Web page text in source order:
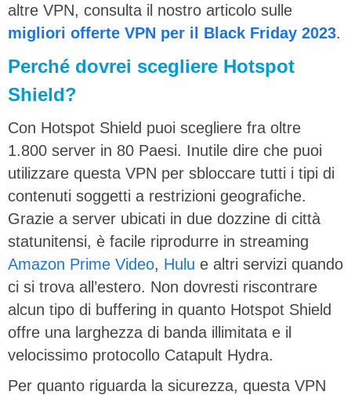
altre VPN, consulta il nostro articolo sulle
migliori offerte VPN per il Black Friday 2023.
Perché dovrei scegliere Hotspot
Shield?
Con Hotspot Shield puoi scegliere fra oltre
1.800 server in 80 Paesi. Inutile dire che puoi
utilizzare questa VPN per sbloccare tutti i tipi di
contenuti soggetti a restrizioni geografiche.
Grazie a server ubicati in due dozzine di città
statunitensi, è facile riprodurre in streaming
Amazon Prime Video, Hulu e altri servizi quando
ci si trova all’estero. Non dovresti riscontrare
alcun tipo di buffering in quanto Hotspot Shield
offre una larghezza di banda illimitata e il
velocissimo protocollo Catapult Hydra.
Per quanto riguarda la sicurezza, questa VPN